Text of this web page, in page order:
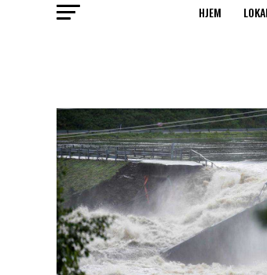
HJEM